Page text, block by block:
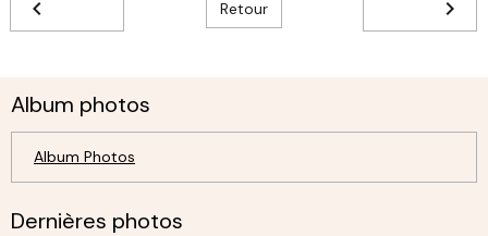
Retour
Album photos
Album Photos
Dernières photos